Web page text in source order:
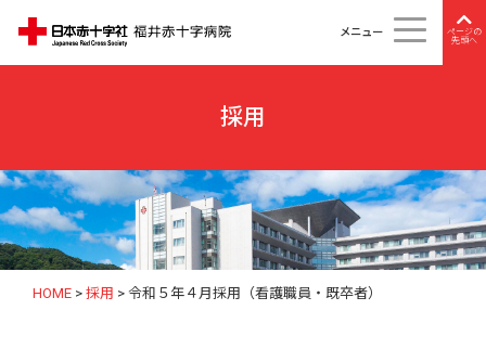
メニュー
ページの
先頭へ
採用
HOME > 採用 > 令和５年４月採用（看護職員・既卒者）